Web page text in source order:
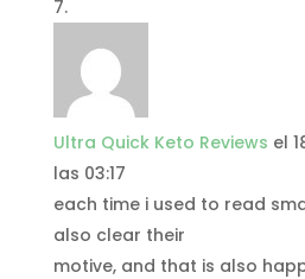
Ultra Quick Keto Reviews el
las 03:17
each time i used to read
also clear their
motive, and that is also